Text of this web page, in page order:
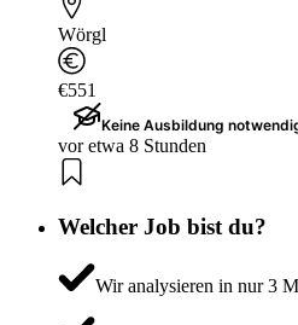
Wörgl
€551
Keine Ausbildung
vor etwa 8 Stunden
Welcher Job bist du?
Wir analysieren in nur 3